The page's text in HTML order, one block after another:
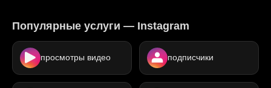
Популярные услуги — Instagram
просмотры видео подписчики